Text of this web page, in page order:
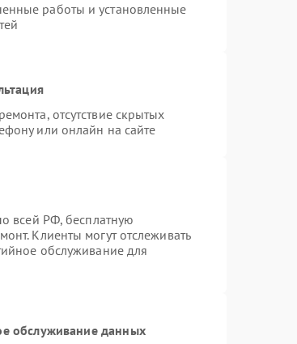
работы и установленные
отсутствие скрытых
или онлайн на сайте
всей РФ, бесплатную
Клиенты могут отслеживать
обслуживание для
обслуживание данных